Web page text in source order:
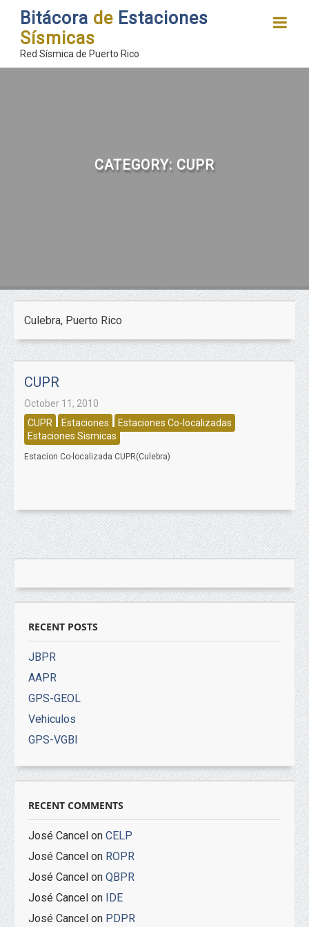
Bitácora de Estaciones
Sísmicas
Red Sísmica de Puerto Rico
CATEGORY: CUPR
Culebra, Puerto Rico
CUPR
October 11, 2010
CUPR
Estaciones
Estaciones Co-localizadas
Estaciones Sismicas
Estacion Co-localizada CUPR(Culebra)
RECENT POSTS
JBPR
AAPR
GPS-GEOL
Vehiculos
GPS-VGBI
RECENT COMMENTS
José Cancel on CELP
José Cancel on ROPR
José Cancel on QBPR
José Cancel on IDE
José Cancel on PDPR